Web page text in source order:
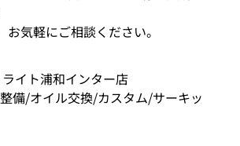
気軽にご相談ください。
イト浦和インター店
備/オイル交換/カスタム/サーキッ